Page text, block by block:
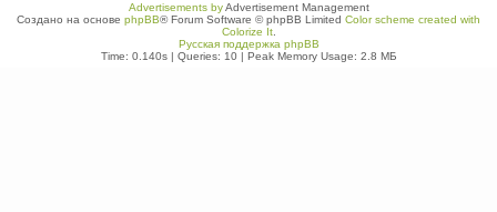
Advertisements byAdvertisement Management
Создано на основе phpBB® Forum Software © phpBB Limited Color scheme created with
Colorize It.
Русская поддержка phpBB
Time: 0.140s| Queries: 10| Peak Memory Usage: 2.8 МБ